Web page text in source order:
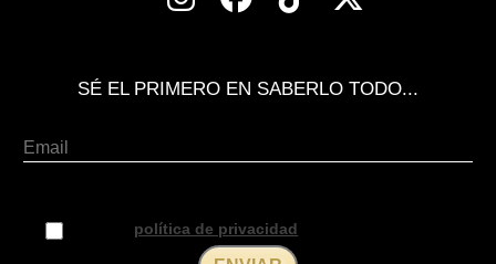
SÉ EL PRIMERO EN SABERLO TODO...
política de privacidad